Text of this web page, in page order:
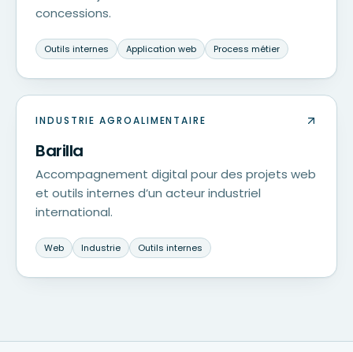
concessions.
Outils internes Application web Process métier
INDUSTRIE AGROALIMENTAIRE
Barilla
Accompagnement digital pour des projets web
et outils internes d’un acteur industriel
international.
Web Industrie Outils internes